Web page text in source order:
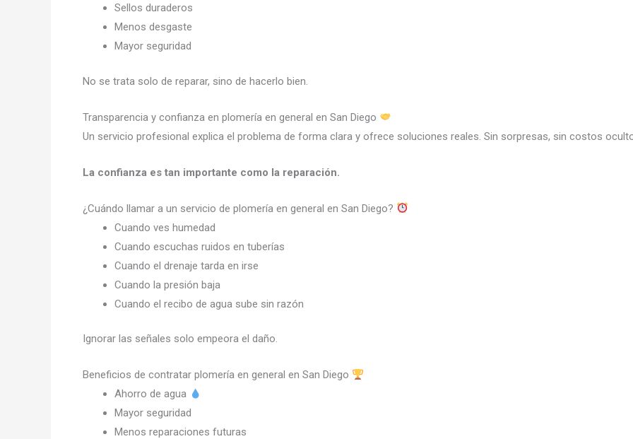
Sellos duraderos
Menos desgaste
Mayor seguridad
No se trata solo de reparar, sino de hacerlo bien.
Transparencia y confianza en plomería en general en San Diego
Un servicio profesional explica el problema de forma clara y ofrece soluciones reales. Sin sorpresas, sin costos
La confianza es tan importante como la reparación.
¿Cuándo llamar a un servicio de plomería en general en San Diego?
Cuando ves humedad
Cuando escuchas ruidos en tuberías
Cuando el drenaje tarda en irse
Cuando la presión baja
Cuando el recibo de agua sube sin razón
Ignorar las señales solo empeora el daño.
Beneficios de contratar plomería en general en San Diego
Ahorro de agua
Mayor seguridad
Menos reparaciones futuras